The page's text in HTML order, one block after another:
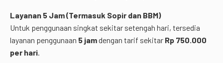
Layanan 5 Jam (Termasuk Sopir dan BBM)
Untuk penggunaan singkat sekitar setengah hari, tersedia
layanan penggunaan 5 jamdengan tarif sekitar Rp 750.000
per hari